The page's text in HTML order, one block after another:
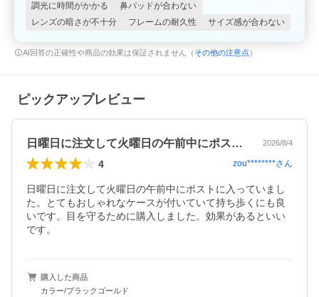
調光に時間がかかる
鼻パッドが合わない
レンズの暗さが不十分
フレームの耐久性 サイズ感が合わない
AI回答の正確性や商品の効果は保証されません（ その他の注意点 ）
ピックアップレビュー
日曜日に注文して火曜日の午前中にポスト… 2026/8/4
4 zou********さん
日曜日に注文して火曜日の午前中にポストに入っていまし
た。とてもおしゃれなケースが付いていて持ち歩くにも良
いです。目を守るために購入しました。効果があるといい
です。
購入した商品
カラー/ブラックゴールド